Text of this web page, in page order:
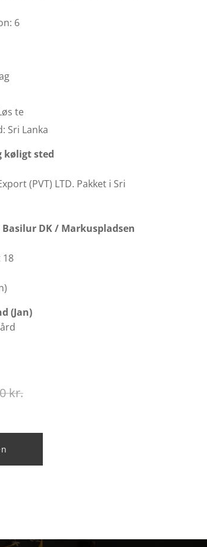
6
te
Sri Lanka
køligt sted
(PVT) LTD. Pakket i Sri
Basilur DK / Markuspladsen
18
(Jan)
kr.